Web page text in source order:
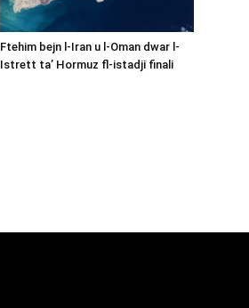
Ftehim bejn l-Iran u l-Oman dwar l-
Istrett ta’ Hormuz fl-istadji finali